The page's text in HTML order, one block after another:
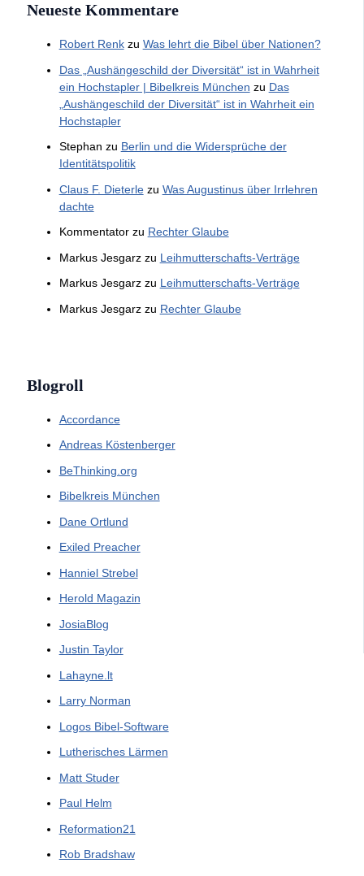
Neueste Kommentare
Robert Renkzu Was lehrt die Bibel über Nationen?
Das „Aushängeschild der Diversität“ ist in Wahrheit
ein Hochstapler | Bibelkreis München zu Das
„Aushängeschild der Diversität“ ist in Wahrheit ein
Hochstapler
Stephan zu Berlin und die Widersprüche der
Identitätspolitik
Claus F. Dieterlezu Was Augustinus über Irrlehren
dachte
Kommentatorzu Rechter Glaube
Markus Jesgarzzu Leihmutterschafts-Verträge
Markus Jesgarzzu Leihmutterschafts-Verträge
Markus Jesgarzzu Rechter Glaube
Blogroll
Accordance
Andreas Köstenberger
BeThinking.org
Bibelkreis München
Dane Ortlund
Exiled Preacher
Hanniel Strebel
Herold Magazin
JosiaBlog
Justin Taylor
Lahayne.lt
Larry Norman
Logos Bibel-Software
Lutherisches Lärmen
Matt Studer
Paul Helm
Reformation21
Rob Bradshaw